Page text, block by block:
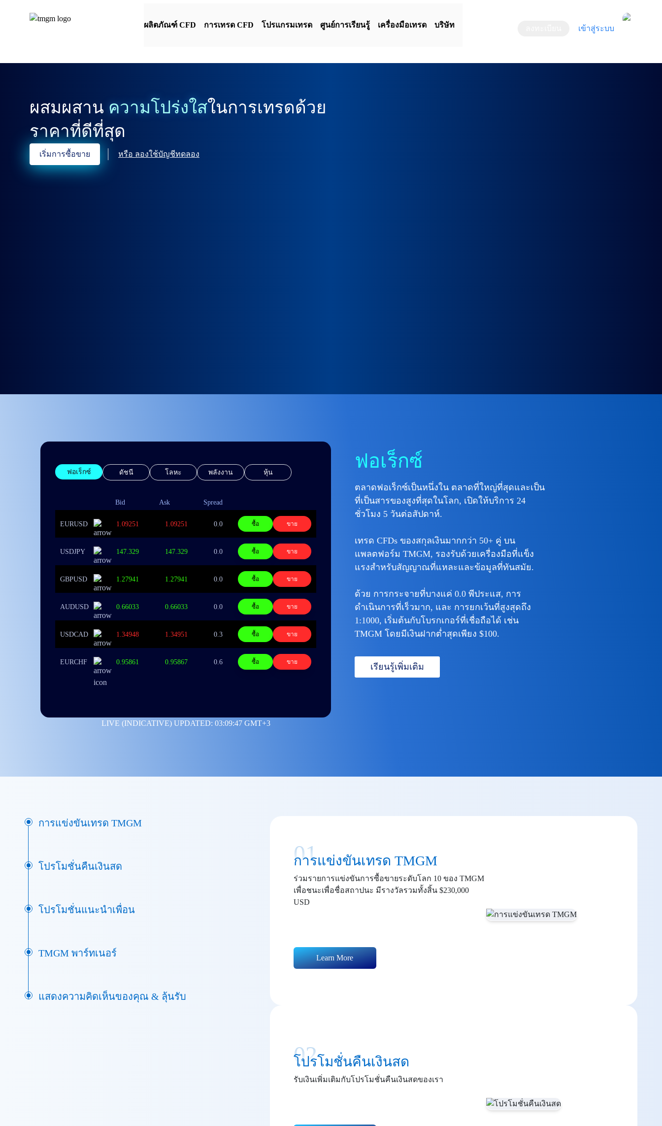
ผลิตภัณฑ์ CFD การเทรด CFD โปรแกรมเทรด ศูนย์การเรียนรู้ เครื่องมือเทรด บริษัท เข้าสู่ระบบ
ผสมผสาน ความโปร่งใสในการเทรดด้วย
ราคาที่ดีที่สุด
เริ่มการซื้อขาย หรือ ลองใช้บัญชีทดลอง
ฟอเร็กซ์ ดัชนี โลหะ พลังงาน หุ้น
Bid Ask Spread
EURUSD 1.09251 1.09251 0.0 ซื้อ ขาย
USDJPY 147.329 147.329 0.0 ซื้อ ขาย
GBPUSD 1.27941 1.27941 0.0 ซื้อ ขาย
AUDUSD 0.66033 0.66033 0.0 ซื้อ ขาย
USDCAD 1.34948 1.34951 0.3 ซื้อ ขาย
EURCHF 0.95861 0.95867 0.6 ซื้อ ขาย
LIVE (INDICATIVE) UPDATED: 03:09:47 GMT+3
ฟอเร็กซ์
ตลาดฟอเร็กซ์เป็นหนึ่งใน ตลาดที่ใหญ่ที่สุดและเป็น
ที่เป็นสารของสูงที่สุดในโลก, เปิดให้บริการ 24
ชั่วโมง 5 วันต่อสัปดาห์.
เทรด CFDs ของสกุลเงินมากกว่า 50+ คู่ บน
แพลตฟอร์ม TMGM, รองรับด้วยเครื่องมือที่แข็ง
แรงสำหรับสัญญาณที่แหละและข้อมูลที่ทันสมัย.
ด้วย การกระจายที่บางแค่ 0.0 พีประแส, การ
ดำเนินการที่เร็วมาก, และ การยกเว้นที่สูงสุดถึง
1:1000, เริ่มต้นกับโบรกเกอร์ที่เชื่อถือได้ เช่น
TMGM โดยมีเงินฝากต่ำสุดเพียง $100.
เรียนรู้เพิ่มเติม
การแข่งขันเทรด TMGM
โปรโมชั่นคืนเงินสด
โปรโมชั่นแนะนำเพื่อน
TMGM พาร์ทเนอร์
แสดงความคิดเห็นของคุณ & ลุ้นรับ
01
การแข่งขันเทรด TMGM
ร่วมรายการแข่งขันการซื้อขายระดับโลก 10 ของ TMGM
เพื่อชนะเพื่อชื่อสถาปนะ มีรางวัลรวมทั้งสิ้น $230,000
USD
Learn More
02
โปรโมชั่นคืนเงินสด
รับเงินเพิ่มเติมกับโปรโมชั่นคืนเงินสดของเรา